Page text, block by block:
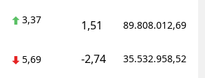
3,37 1,51 89.808.012,69
5,69 -2,74 35.532.958,52